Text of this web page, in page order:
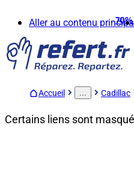
Aller au contenu 70%
Accueil ... Cadillac
Certains liens sont